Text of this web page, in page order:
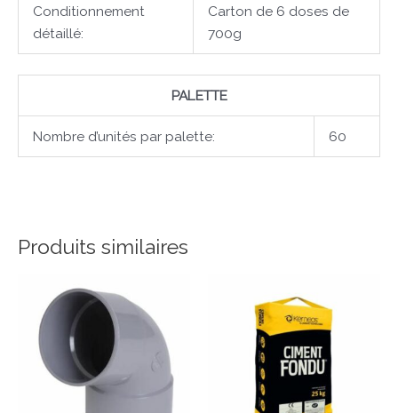
Conditionnement
détaillé:
Carton de 6 doses de
700g
PALETTE
Nombre d’unités par palette: 60
Produits similaires